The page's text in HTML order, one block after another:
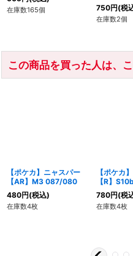
在庫数165個
750円(税
在庫数2個
この商品を買った人は、
【ポケカ】ニャスパー
【AR】M3 087/080
480円(税込)
在庫数4枚
【ポケカ
【R】
780円(税
在庫数4枚